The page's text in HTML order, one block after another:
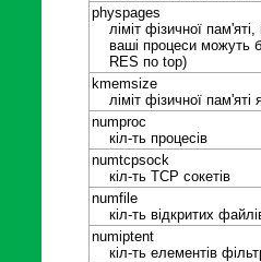
physpages
ліміт фізичної
ваші процеси можуть
RES по top)
kmemsize
ліміт фізичної
numproc
кіл-ть процесів
numtcpsock
кіл-ть TCP сокетів
numfile
кіл-ть відкритих
numiptent
кіл-ть елементів